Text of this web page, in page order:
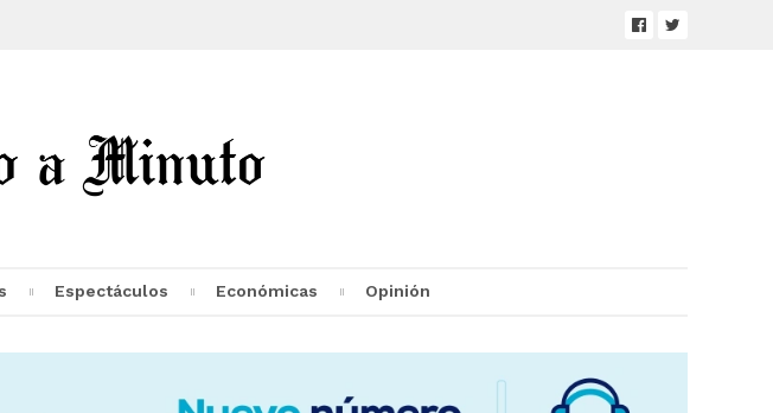
Espectáculos Económicas Opinión